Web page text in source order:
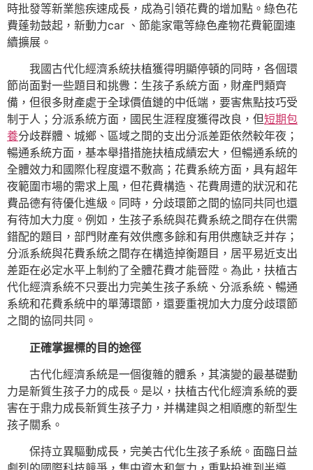
時批發等新業態疾速成長，成為引領花費的增加點。綠色花
費蓬勃鼓起，新動力car 、節能家電等綠色產物花費範圍連
續擴展。
我國古代化經濟系統扶植獲得明顯停頓的同時，各個環
節尚面對一些題目和挑釁：生孩子系統方面，財產門類齊
備，但很多財產處于全球價值鏈的中低端，要害焦點技巧受
制于人；分派系統方面，國民生涯程度獲得改良，但短期包
養分歧群體、城鄉、區域之間的支出分派差距依然較年夜；
暢通系統方面，基本舉措措施扶植成績宏大，但暢通系統的
全體效力和國際化程度還不敷高；花費系統方面，具有超年
夜範圍市場的需求上風，但花費構造、花費周遭的狀況和花
費品德有待優化進級。同時，分歧環節之間的協同共同也還
有待加大力度。例如，生孩子系統與花費系統之間存在供需
錯配的題目，部門財產有效供應多餘和有用供應缺乏并存；
分派系統與花費系統之間存在構造掉衡題目，居平易近支出
差距在必定水平上制約了全體花費才能晉陞。為此，扶植古
代化經濟系統不只要出力完美生孩子系統、分派系統、暢通
系統和花費系統中的單薄環節，還要重視加大力度分歧環節
之間的協同共同。
正確掌握標的目的途徑
古代化經濟系統是一個復雜的體系，其演變的最基礎動
力是新質生孩子力的成長。是以，扶植古代化經濟系統的要
害在于鼎力成長新質生孩子力，并構建與之相順應的新型生
孩子關系。
保持立異驅動成長，完美古代化生孩子系統。面臨日益